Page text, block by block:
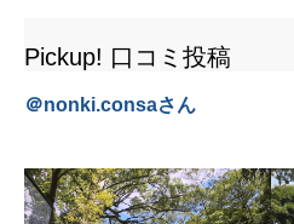
Pickup! 口コミ投稿
＠nonki.consaさん